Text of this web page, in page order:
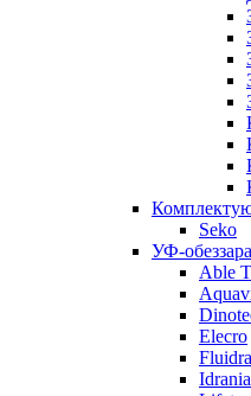
Seko
УФ-
Able
Elecro
Fluidra
Idrania